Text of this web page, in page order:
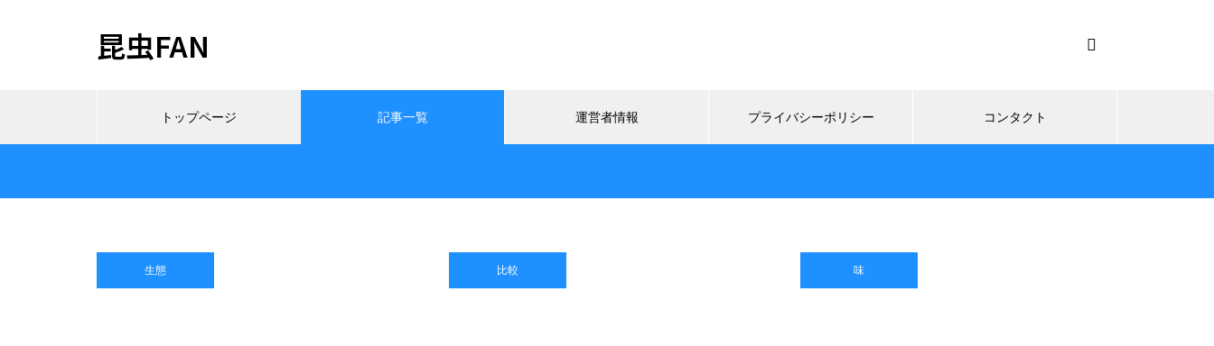
昆虫FAN
トップページ 記事一覧 運営者情報 プライバシーポリシー コンタクト
生態 比較 味